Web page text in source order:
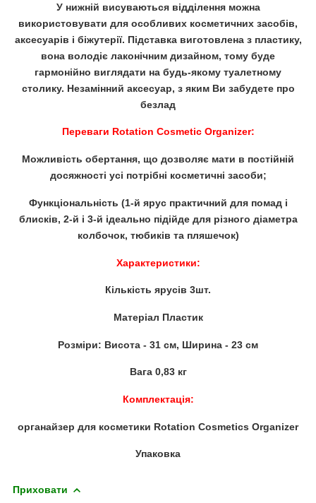
У нижній висуваються відділення можна
використовувати для особливих косметичних засобів,
аксесуарів і біжутерії. Підставка виготовлена з пластику,
вона володіє лаконічним дизайном, тому буде
гармонійно виглядати на будь-якому туалетному
столику. Незамінний аксесуар, з яким Ви забудете про
безлад
Переваги Rotation Cosmetic Organizer:
Можливість обертання, що дозволяє мати в постійній
досяжності усі потрібні косметичні засоби;
Функціональність (1-й ярус практичний для помад і
блисків, 2-й і 3-й ідеально підійде для різного діаметра
колбочок, тюбиків та пляшечок)
Характеристики:
Кількість ярусів 3шт.
Матеріал Пластик
Розміри: Висота - 31 см, Ширина - 23 см
Вага 0,83 кг
Комплектація:
органайзер для косметики Rotation Cosmetics Organizer
Упаковка
Приховати